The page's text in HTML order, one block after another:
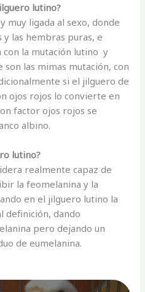
lutino?
muy ligada al sexo, donde
las hembras puras, e
con la mutación lutino y
las mimas mutación, con
si el jilguero de
ojos rojos lo convierte en
factor ojos rojos se
albino.
lutino?
realmente capaz de
la feomelanina y la
en el jilguero lutino la
definición, dando
pero dejando un
de eumelanina.